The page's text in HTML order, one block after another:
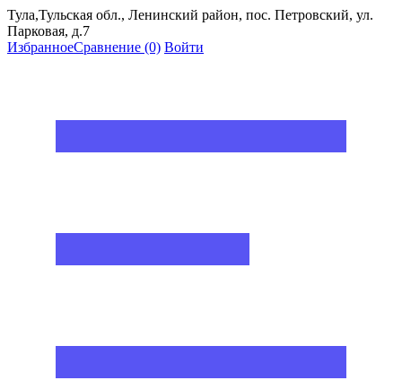
Тула,Тульская обл., Ленинский район, пос. Петровский, ул.
Парковая, д.7
ИзбранноеСравнение (0) Войти